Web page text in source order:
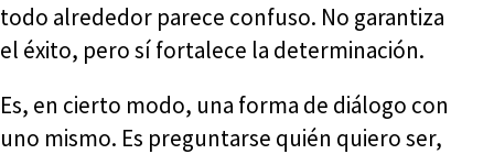
todo alrededor parece confuso. No garantiza
el éxito, pero sí fortalece la determinación.
Es, en cierto modo, una forma de diálogo con
uno mismo. Es preguntarse quién quiero ser,